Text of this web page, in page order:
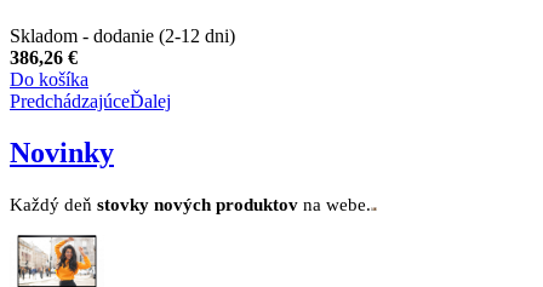
Skladom - dodanie (2-12 dni)
386,26 €
Do košíka
PredchádzajúceĎalej
Novinky
Každý deň stovky nových produktov na webe.